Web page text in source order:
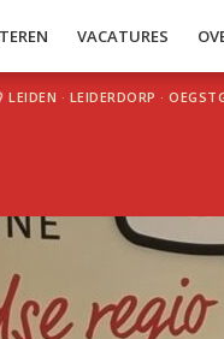
VACATURES
LEIDEN · LEIDERDORP ·